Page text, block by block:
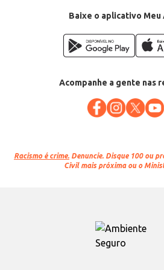
Baixe o aplicativo Meu
Acompanhe a gente nas
Racismo é crime. Denuncie. Disque 100 ou
Civil mais próxima ou o